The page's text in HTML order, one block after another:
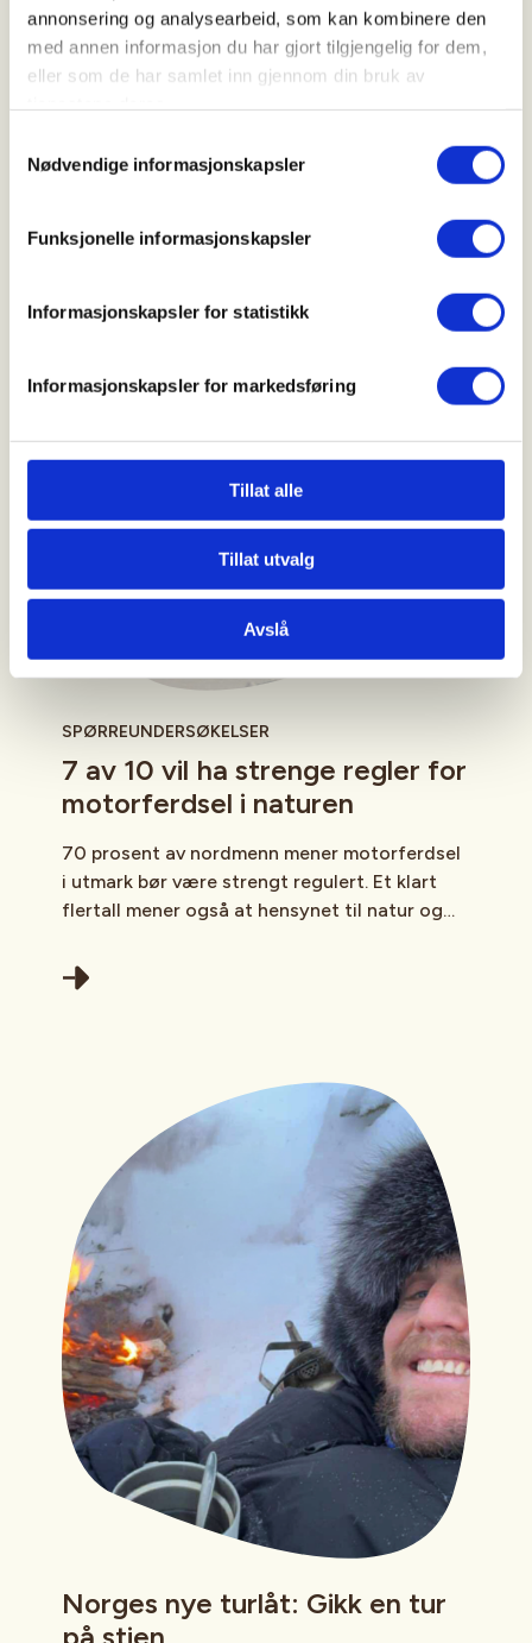
annonsering og analysearbeid, som kan kombinere den
med annen informasjon du har gjort tilgjengelig for dem,
eller som de har samlet inn gjennom din bruk av
Nødvendige informasjonskapsler
Funksjonelle informasjonskapsler
Informasjonskapsler for statistikk
Informasjonskapsler for markedsføring
Tillat alle
Tillat utvalg
Avslå
naturen og samtidig viser hensyn, slik at vi tar best
mulig vare på den sammen, sier Lier.
SPØRREUNDERSØKELSER
7 av 10 vil ha strenge regler for
motorferdsel i naturen
70 prosent av nordmenn mener motorferdsel
i utmark bør være strengt regulert. Et klart
flertall mener også at hensynet til natur og
etablering av snøscooterløyper for
fornøyelseskjøring, viser en ny undersøkelse.
Norges nye turlåt: Gikk en tur